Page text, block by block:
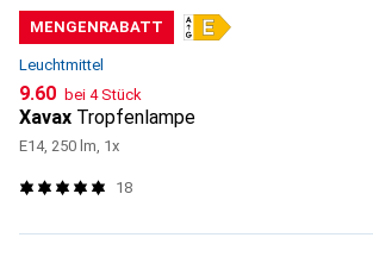
MENGENRABATT
Leuchtmittel
CHF
9.60 bei 4 Stück
Xavax Tropfenlampe
E14, 250 lm, 1x
18